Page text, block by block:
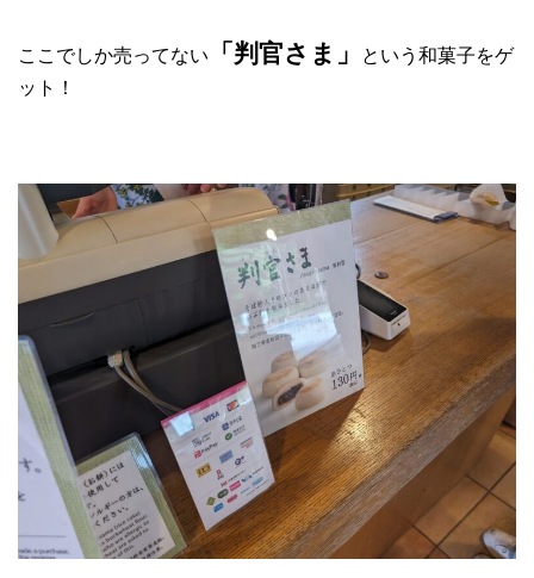
ここでしか売ってない 「判官さま」
という和菓子をゲ
ット！